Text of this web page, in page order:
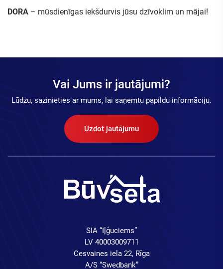
DORA – mūsdienīgas iekšdurvis jūsu dzīvoklim un mājai!
Vai Jums ir jautājumi?
Lūdzu, sazinieties ar mums, lai saņemtu papildu informāciju.
Uzdot jautājumu
SIA “Iļģuciems”
LV 40003009711
Cesvaines iela 22, Rīga
A/S “Swedbank”